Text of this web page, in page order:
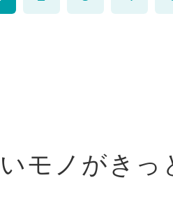
モノがきっ